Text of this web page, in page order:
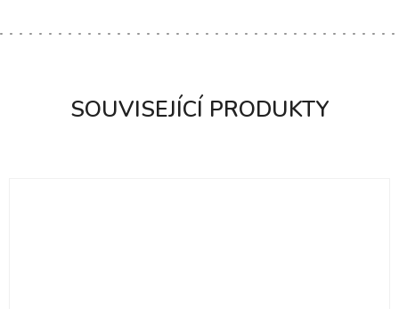
SOUVISEJÍCÍ PRODUKTY